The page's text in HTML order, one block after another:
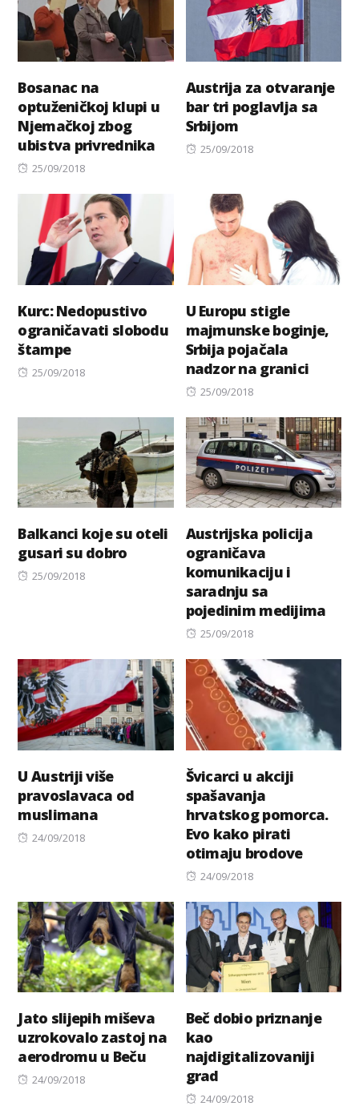
Bosanac na
optuženičkoj klupi u
Njemačkoj zbog
ubistva privrednika
Posted
25/09/2018
Austrija za otvaranje
bar tri poglavlja sa
Srbijom
Posted
25/09/2018
Kurc: Nedopustivo
ograničavati slobodu
štampe
Posted
25/09/2018
U Europu stigle
majmunske boginje,
Srbija pojačala
nadzor na granici
Posted
25/09/2018
Balkanci koje su oteli
gusari su dobro
Posted
25/09/2018
Austrijska policija
ograničava
komunikaciju i
saradnju sa
pojedinim medijima
Posted
25/09/2018
U Austriji više
pravoslavaca od
muslimana
Posted
24/09/2018
Švicarci u akciji
spašavanja
hrvatskog pomorca.
Evo kako pirati
otimaju brodove
Posted
24/09/2018
Jato slijepih miševa
uzrokovalo zastoj na
aerodromu u Beču
Posted
24/09/2018
Beč dobio priznanje
kao
najdigitalizovaniji
grad
Posted
24/09/2018